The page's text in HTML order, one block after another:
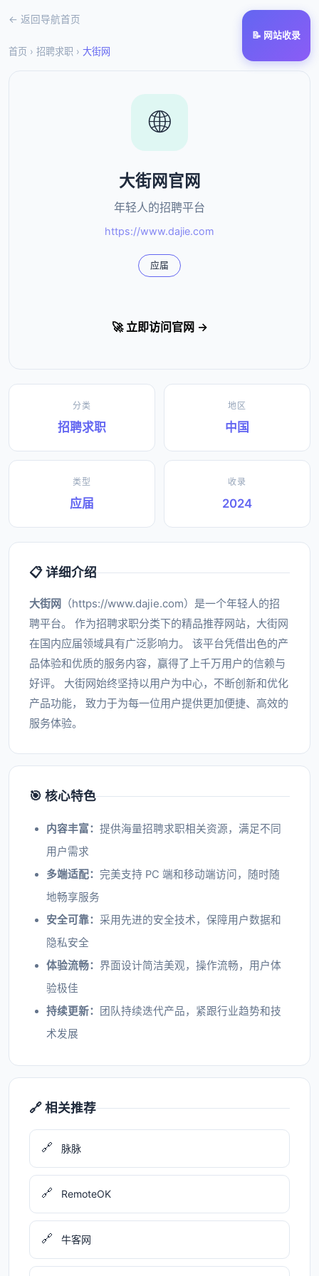
📝 网站收录
← 返回导航首页
首页 › 招聘求职 › 大街网
🌐
大街网官网
年轻人的招聘平台
https://www.dajie.com
应届
🚀 立即访问官网 →
分类
招聘求职
地区
中国
类型
应届
收录
2024
📋 详细介绍
大街网 （https://www.dajie.com）是一个年轻人的招
聘平台。 作为招聘求职分类下的精品推荐网站，大街网
在国内应届领域具有广泛影响力。 该平台凭借出色的产
品体验和优质的服务内容，赢得了上千万用户的信赖与
好评。 大街网始终坚持以用户为中心，不断创新和优化
产品功能， 致力于为每一位用户提供更加便捷、高效的
服务体验。
🎯 核心特色
内容丰富： 提供海量招聘求职相关资源，满足不同
用户需求
多端适配： 完美支持 PC 端和移动端访问，随时随
地畅享服务
安全可靠： 采用先进的安全技术，保障用户数据和
隐私安全
体验流畅： 界面设计简洁美观，操作流畅，用户体
验极佳
持续更新：
团队持续迭代产品，紧跟行业趋势和技
术发展
🔗 相关推荐
🔗 脉脉
🔗 RemoteOK
🔗 牛客网